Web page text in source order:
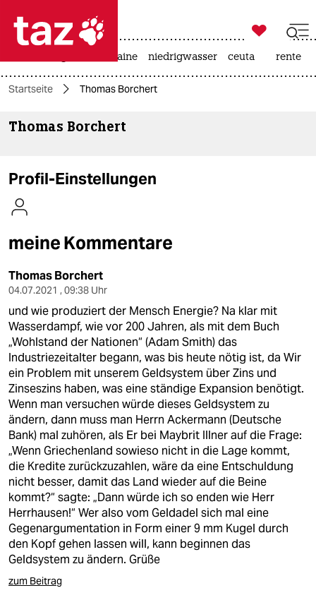
 taz zahl ich
taz zahl ich
themen
kultur
sport
berlin
nord
wahrheit
verlag
verlag
veranstaltungen
shop
fragen & hilfe
unterstützen
abo

taz zahl ich
krieg in der ukraine niedrigwasser ceuta rente
Startseite Thomas Borchert
Thomas Borchert
Profil-Einstellungen
meine Kommentare
Thomas Borchert
04.07.2021 , 09:38 Uhr
und wie produziert der Mensch Energie? Na klar mit
Wasserdampf, wie vor 200 Jahren, als mit dem Buch
„Wohlstand der Nationen“ (Adam Smith) das
Industriezeitalter begann, was bis heute nötig ist, da Wir
ein Problem mit unserem Geldsystem über Zins und
Zinseszins haben, was eine ständige Expansion benötigt.
Wenn man versuchen würde dieses Geldsystem zu
ändern, dann muss man Herrn Ackermann (Deutsche
Bank) mal zuhören, als Er bei Maybrit Illner auf die Frage:
„Wenn Griechenland sowieso nicht in die Lage kommt,
die Kredite zurückzuzahlen, wäre da eine Entschuldung
nicht besser, damit das Land wieder auf die Beine
kommt?“ sagte: „Dann würde ich so enden wie Herr
Herrhausen!“ Wer also vom Geldadel sich mal eine
Gegenargumentation in Form einer 9 mm Kugel durch
den Kopf gehen lassen will, kann beginnen das
Geldsystem zu ändern. Grüße
zum Beitrag